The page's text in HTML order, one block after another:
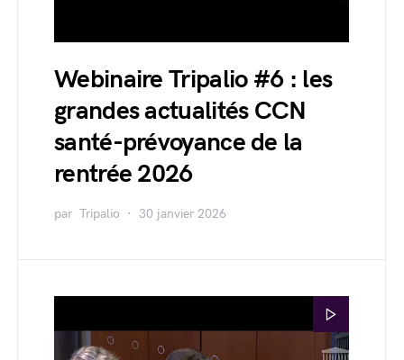
Webinaire Tripalio #6 : les
grandes actualités CCN
santé-prévoyance de la
rentrée 2026
par Tripalio 30 janvier 2026